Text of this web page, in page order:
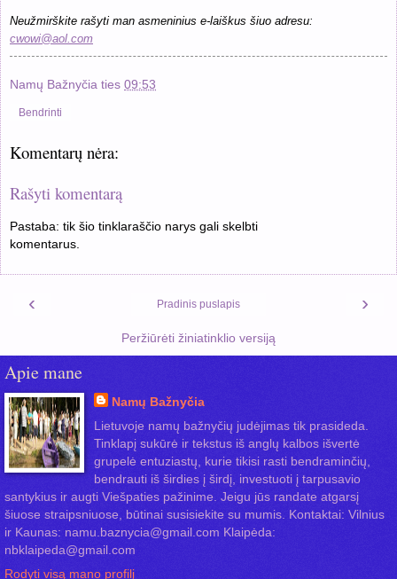
Neužmirškite rašyti man asmeninius e-laiškus šiuo adresu:
cwowi@aol.com
Namų Bažnyčia ties 09:53
Bendrinti
Komentarų nėra:
Rašyti komentarą
Pastaba: tik šio tinklaraščio narys gali skelbti
komentarus.
‹ ›
Pradinis puslapis
Peržiūrėti žiniatinklio versiją
Apie mane
Namų Bažnyčia
Lietuvoje namų bažnyčių judėjimas tik prasideda.
Tinklapį sukūrė ir tekstus iš anglų kalbos išvertė
grupelė entuziastų, kurie tikisi rasti bendraminčių,
bendrauti iš širdies į širdį, investuoti į tarpusavio
santykius ir augti Viešpaties pažinime. Jeigu jūs randate atgarsį
šiuose straipsniuose, būtinai susisiekite su mumis. Kontaktai: Vilnius
ir Kaunas: namu.baznycia@gmail.com Klaipėda:
nbklaipeda@gmail.com
Rodyti visą mano profilį